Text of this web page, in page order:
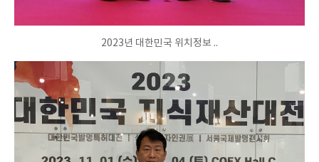
2023년 대한민국 위치정보 ..